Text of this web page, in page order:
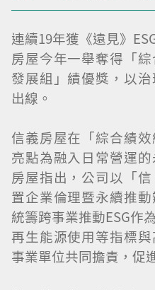
連續19年獲《遠見》
房屋今年一舉奪得「
發展組」績優獎，以
出線。
信義房屋在「綜合績
亮點為融入日常營運
房屋指出，公司以「
置企業倫理暨永續推
統籌跨事業推動ESG作
再生能源使用等指標
事業單位共同擔責，促